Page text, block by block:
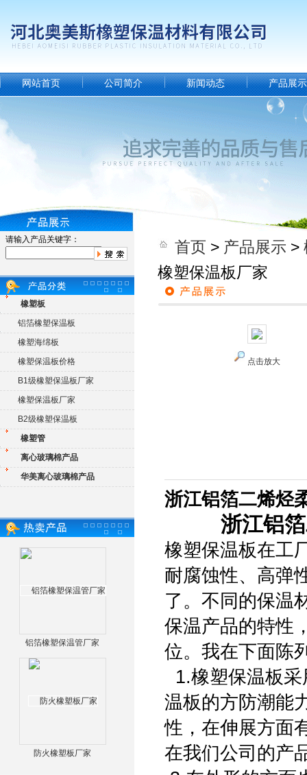
网站首页 公司简介 新闻动态 产品展示
请输入产品关键字：
橡塑板
铝箔橡塑保温板
橡塑海绵板
橡塑保温板价格
B1级橡塑保温板厂家
橡塑保温板厂家
B2级橡塑保温板
橡塑管
离心玻璃棉产品
华美离心玻璃棉产品
铝箔橡塑保温管厂家
防火橡塑板厂家
首页 > 产品展示 >
橡塑保温板厂家
点击放大
浙江铝箔二烯烃
浙江铝
橡塑保温板在工
耐腐蚀性、高弹
了。不同的保温
保温产品的特性
位。我在下面
1.橡塑保温板
温板的方防潮能
性，在伸展方
在我们公司的